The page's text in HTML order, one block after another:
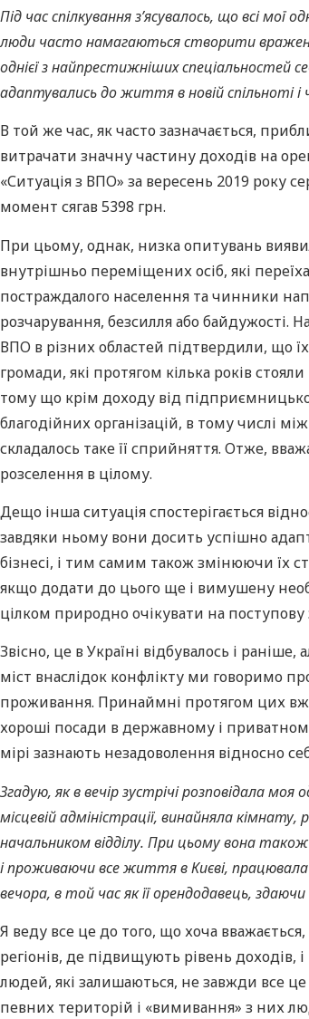
Під час спілкування з’ясувалось, що всі мої
люди часто намагаються створити
однієї з найпрестижніших спеціальностей
адаптувались до життя в новій спільноті і
В той же час, як часто зазначається,
витрачати значну частину доходів на
«Ситуація з ВПО» за вересень 2019 року
момент сягав 5398 грн.
При цьому, однак, низка опитувань
внутрішньо переміщених осіб, які
постраждалого населення та чинники
розчарування, безсилля або
ВПО в різних областей підтвердили, що
громади, які протягом кілька років
тому що крім доходу від
благодійних організацій, в тому числі
складалось таке її сприйняття. Отже,
розселення в цілому.
Дещо інша ситуація спостерігається
завдяки ньому вони досить успішно
бізнесі, і тим самим також змінюючи їх
якщо додати до цього ще і вимушену
цілком природно очікувати на
Звісно, це в Україні відбувалось і
міст внаслідок конфлікту ми говоримо
проживання. Принаймні протягом цих
хороші посади в державному і
мірі зазнають незадоволення відносно
Згадую, як в вечір зустрічі розповідала
місцевій адміністрації, винайняла
начальником відділу. При цьому вона
і проживаючи все життя в Києві,
вечора, в той час як її орендодавець,
Я веду все це до того, що хоча
регіонів, де підвищують рівень доходів,
людей, які залишаються, не завжди все
певних територій і «вимивання» з них